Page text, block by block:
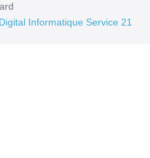
Digital Informatique Service 21